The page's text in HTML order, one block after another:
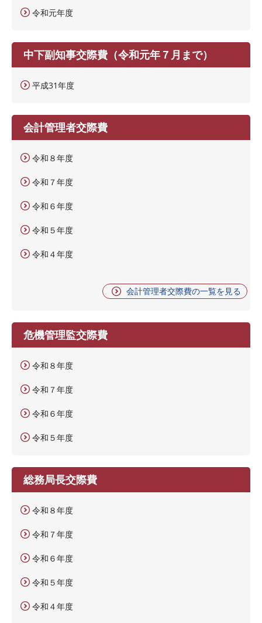
令和元年度
中下副知事交際費（令和元年７月まで）
平成31年度
会計管理者交際費
令和８年度
令和７年度
令和６年度
令和５年度
令和４年度
会計管理者交際費の一覧を見る
危機管理監交際費
令和８年度
令和７年度
令和６年度
令和５年度
総務局長交際費
令和８年度
令和７年度
令和６年度
令和５年度
令和４年度